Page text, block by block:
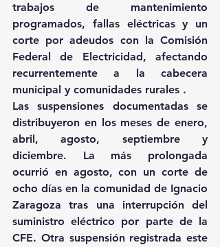
trabajos de mantenimiento
programados, fallas eléctricas y un
corte por adeudos con la Comisión
Federal de Electricidad, afectando
recurrentemente a la cabecera
municipal y comunidades rurales .
Las suspensiones documentadas se
distribuyeron en los meses de enero,
abril, agosto, septiembre y
diciembre. La más prolongada
ocurrió en agosto, con un corte de
ocho días en la comunidad de Ignacio
Zaragoza tras una interrupción del
suministro eléctrico por parte de la
CFE. Otra suspensión registrada este